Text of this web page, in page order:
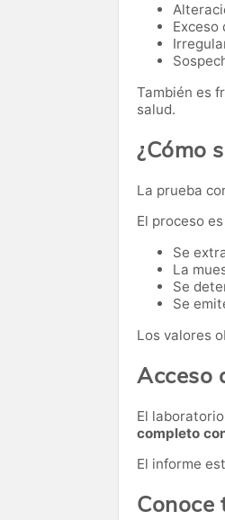
Exceso
También es
salud.
¿Cómo
La prueba
El proceso
Se
La
Se
Se
Los valores
Acceso
El
completo
El informe
Conoce